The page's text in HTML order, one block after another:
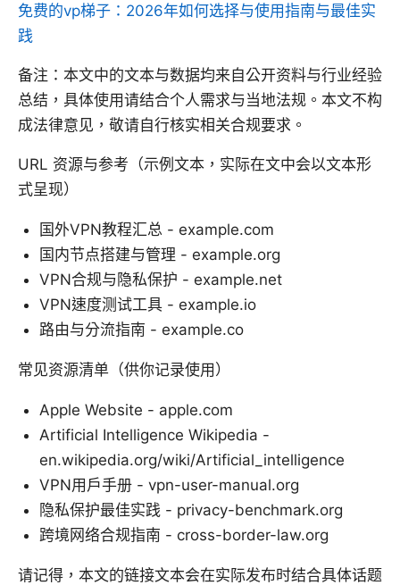
免费的vp梯子：2026年如何选择与使用指南与最佳实
践
备注：本文中的文本与数据均来自公开资料与行业经验
总结，具体使用请结合个人需求与当地法规。本文不构
成法律意见，敬请自行核实相关合规要求。
URL 资源与参考（示例文本，实际在文中会以文本形
式呈现）
国外VPN教程汇总 - example.com
国内节点搭建与管理 - example.org
VPN合规与隐私保护 - example.net
VPN速度测试工具 - example.io
路由与分流指南 - example.co
常见资源清单（供你记录使用）
Apple Website - apple.com
Artificial Intelligence Wikipedia -
en.wikipedia.org/wiki/Artificial_intelligence
VPN用户手册 - vpn-user-manual.org
隐私保护最佳实践 - privacy-benchmark.org
跨境网络合规指南 - cross-border-law.org
请记得，本文的链接文本会在实际发布时结合具体话题